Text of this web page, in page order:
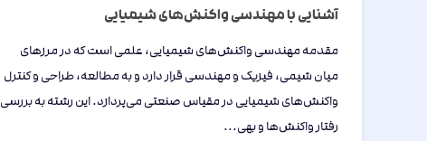
آشنایی با مهندسی واکنش‌های شیمیایی
مقدمه مهندسی واکنش‌های شیمیایی، علمی است که در مرزهای
میان شیمی، فیزیک و مهندسی قرار دارد و به مطالعه، طراحی و کنترل
واکنش‌های شیمیایی در مقیاس صنعتی می‌پردازد. این رشته به بررسی
رفتار واکنش‌ها و بهی...